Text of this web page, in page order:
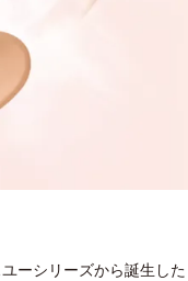
ユーシリーズから誕生した